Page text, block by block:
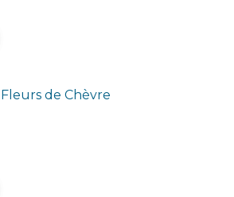
Fleurs de Chèvre